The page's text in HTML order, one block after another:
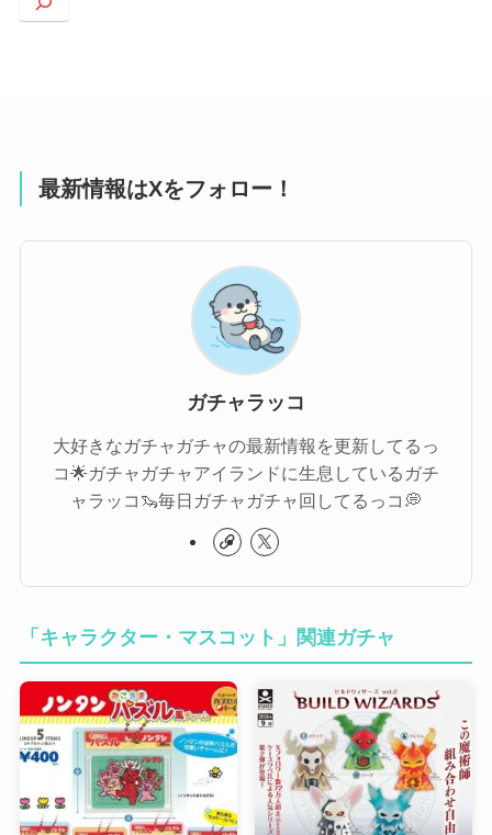
最新情報はXをフォロー！
ガチャラッコ
大好きなガチャガチャの最新情報を更新してるっ
コ🌟ガチャガチャアイランドに生息しているガチ
ャラッコ🦦毎日ガチャガチャ回してるっコ💭
「キャラクター・マスコット」関連ガチャ